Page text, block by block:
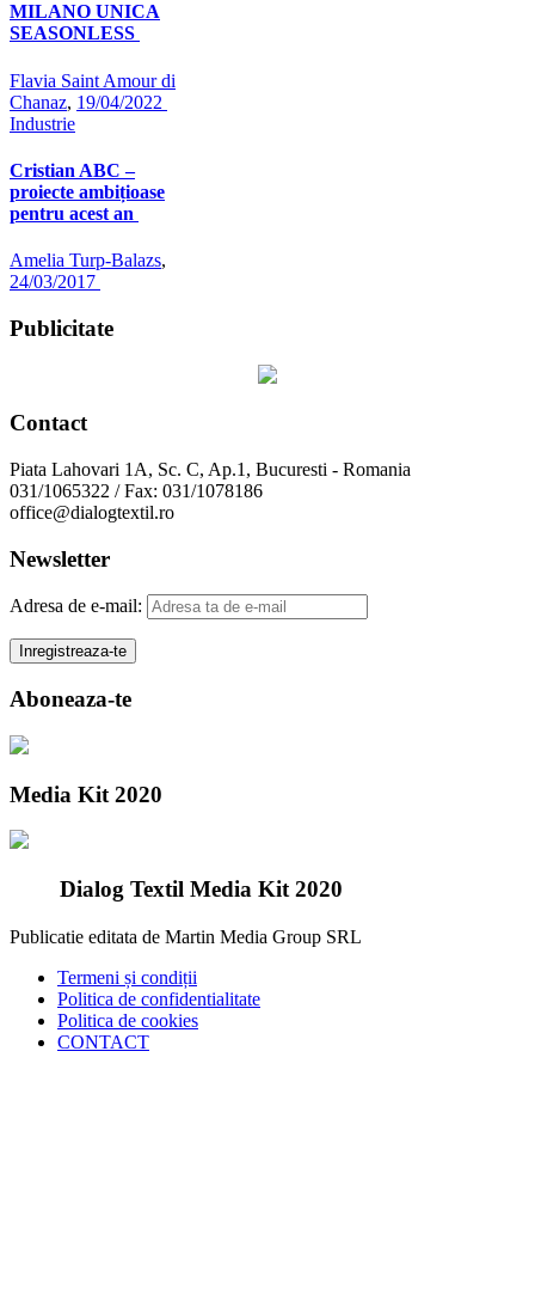
MILANO UNICA
SEASONLESS
Flavia Saint Amour di
Chanaz, 19/04/2022
Industrie
Cristian ABC –
proiecte ambițioase
pentru acest an
Amelia Turp-Balazs,
24/03/2017
Publicitate
Contact
Piata Lahovari 1A, Sc. C, Ap.1, Bucuresti - Romania
031/1065322 / Fax: 031/1078186
office@dialogtextil.ro
Newsletter
Adresa de e-mail:
Aboneaza-te
Media Kit 2020
Dialog Textil Media Kit 2020
Publicatie editata de Martin Media Group SRL
Termeni și condiții
Politica de confidentialitate
Politica de cookies
CONTACT